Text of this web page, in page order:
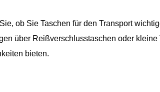
ob Sie Taschen für den Transport
über Reißverschlusstaschen oder
bieten.